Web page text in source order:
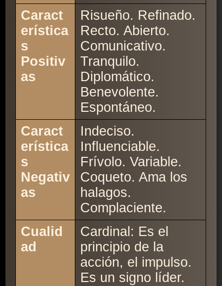
Caract
erística
s
Positiv
as
Risueño. Refinado.
Recto. Abierto.
Comunicativo.
Tranquilo.
Diplomático.
Benevolente.
Espontáneo.
Caract
erística
s
Negativ
as
Indeciso.
Influenciable.
Frívolo. Variable.
Coqueto. Ama los
halagos.
Complaciente.
Cualid
ad
Cardinal: Es el
principio de la
acción, el impulso.
Es un signo líder.